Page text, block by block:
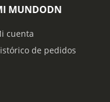
MUNDODN
cuenta
de pedidos